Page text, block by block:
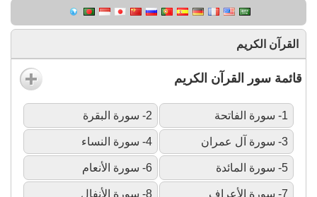
القرآن الكريم
قائمة سور القرآن الكريم
1- سورة الفاتحة 2- سورة البقرة
3- سورة آل عمران 4- سورة النساء
5- سورة المائدة 6- سورة الأنعام
7- سورة الأعراف 8- سورة الأنفال